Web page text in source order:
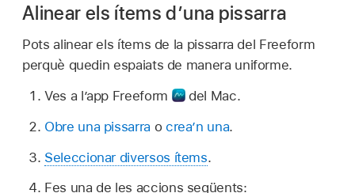
Alinear els ítems d’una pissarra
Pots alinear els ítems de la pissarra del Freeform
perquè quedin espaiats de manera uniforme.
Ves a l’app Freeform
del Mac.
Obre una pissarra o crea’n una.
Seleccionar diversos ítems.
Fes una de les accions següents: